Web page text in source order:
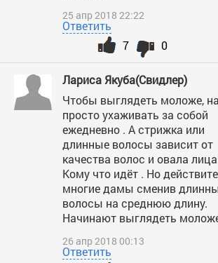
25 апр 2018 22:22
Ответить
0
7
Лариса Якуба(Свидлер)
Чтобы выглядеть моложе,
просто ухаживать за собой
ежедневно . А стрижка или
длинные волосы зависит от
качества волос и овала
Кому что идёт . Но
многие дамы сменив
волосы на среднюю длину.
Начинают выглядеть
26 апр 2018 00:13
Ответить